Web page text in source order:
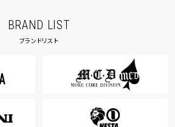
BRAND LIST
ブランドリスト